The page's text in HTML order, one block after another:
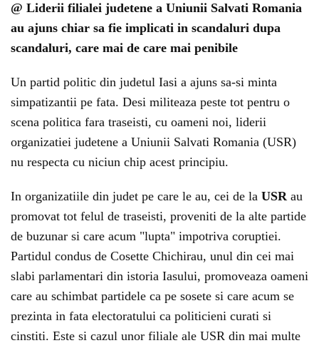
@ Liderii filialei judetene a Uniunii Salvati Romania
au ajuns chiar sa fie implicati in scandaluri dupa
scandaluri, care mai de care mai penibile
Un partid politic din judetul Iasi a ajuns sa-si minta
simpatizantii pe fata. Desi militeaza peste tot pentru o
scena politica fara traseisti, cu oameni noi, liderii
organizatiei judetene a Uniunii Salvati Romania (USR)
nu respecta cu niciun chip acest principiu.
In organizatiile din judet pe care le au, cei de la USR au
promovat tot felul de traseisti, proveniti de la alte partide
de buzunar si care acum "lupta" impotriva coruptiei.
Partidul condus de Cosette Chichirau, unul din cei mai
slabi parlamentari din istoria Iasului, promoveaza oameni
care au schimbat partidele ca pe sosete si care acum se
prezinta in fata electoratului ca politicieni curati si
cinstiti. Este si cazul unor filiale ale USR din mai multe